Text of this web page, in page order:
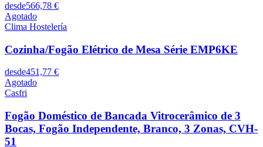
desde566,78 €
Agotado
Clima Hostelería
Cozinha/Fogão Elétrico de Mesa Série EMP6KE
desde451,77 €
Agotado
Casfri
Fogão Doméstico de Bancada Vitrocerâmico de 3
Bocas, Fogão Independente, Branco, 3 Zonas, CVH-
51